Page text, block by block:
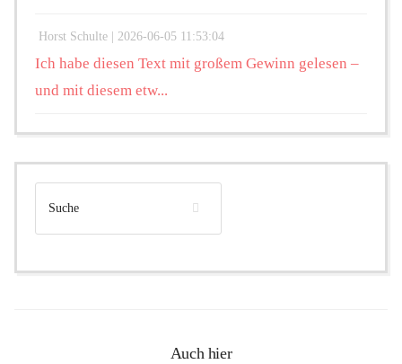
Horst Schulte | 2026-06-05 11:53:04
Ich habe diesen Text mit großem Gewinn gelesen –
und mit diesem etw...
Auch hier